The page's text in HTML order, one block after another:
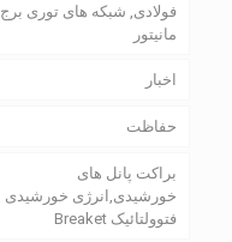
فولادی, شبکه های توری برج
مانیتور
اخبار
حفاظت
براکت پانل های
خورشیدی,انرژی خورشیدی
فتوولتائیک Breaket